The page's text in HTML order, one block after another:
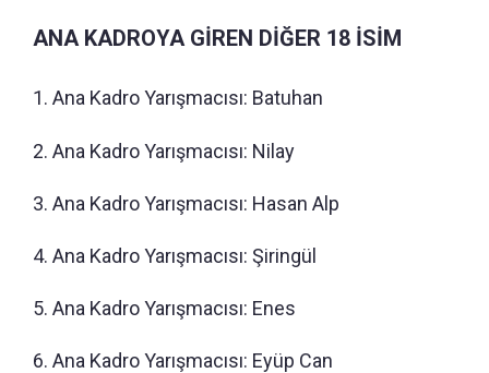
ANA KADROYA GİREN DİĞER 18 İSİM
1. Ana Kadro Yarışmacısı: Batuhan
2. Ana Kadro Yarışmacısı: Nilay
3. Ana Kadro Yarışmacısı: Hasan Alp
4. Ana Kadro Yarışmacısı: Şiringül
5. Ana Kadro Yarışmacısı: Enes
6. Ana Kadro Yarışmacısı: Eyüp Can